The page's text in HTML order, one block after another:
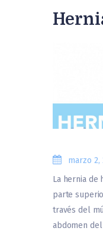
marzo 2,
La hernia de
parte
través del
abdomen